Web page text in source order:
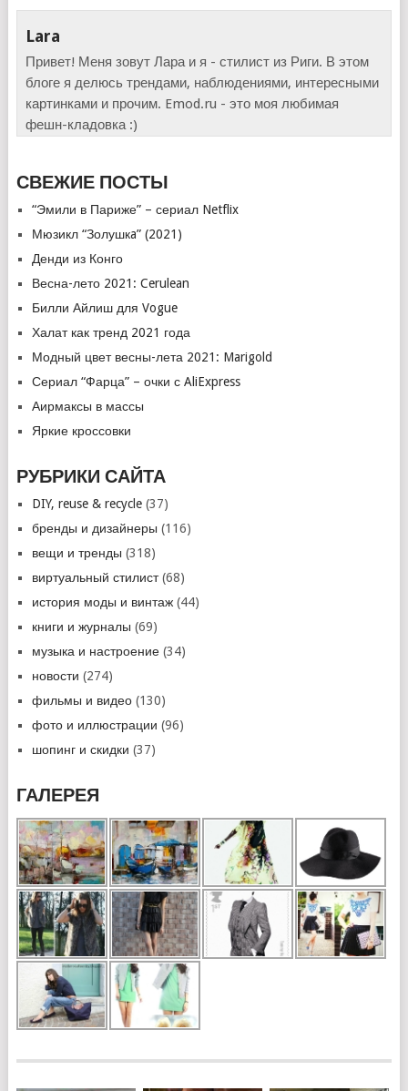
Lara
Привет! Меня зовут Лара и я - стилист из Риги. В этом
блоге я делюсь трендами, наблюдениями, интересными
картинками и прочим. Emod.ru - это моя любимая
фешн-кладовка :)
СВЕЖИЕ ПОСТЫ
“Эмили в Париже” – сериал Netflix
Мюзикл “Золушкa” (2021)
Денди из Конго
Весна-лето 2021: Cerulean
Билли Айлиш для Vogue
Халат как тренд 2021 года
Модный цвет весны-лета 2021: Marigold
Сериал “Фарца” – очки с AliExpress
Аирмаксы в массы
Яркие кроссовки
РУБРИКИ САЙТА
DIY, reuse & recycle(37)
бренды и дизайнеры (116)
вещи и тренды (318)
виртуальный стилист(68)
история моды и винтаж(44)
книги и журналы (69)
музыка и настроение(34)
новости (274)
фильмы и видео(130)
фото и иллюстрации (96)
шопинг и скидки (37)
ГАЛЕРЕЯ